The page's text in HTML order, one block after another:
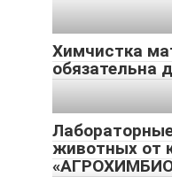
Химчистка
обязательна
животных от